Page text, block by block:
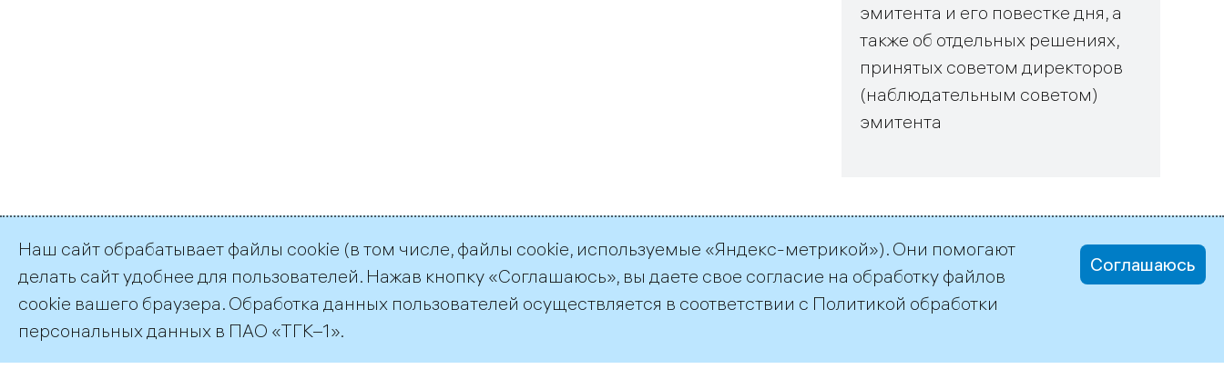
эмитента и его повестке дня, а
также об отдельных решениях,
принятых советом директоров
(наблюдательным советом)
эмитента
©2026 ПАО «ТГК–1»
Наш сайт обрабатывает файлы cookie (в том числе, файлы cookie, используемые «Яндекс-метрикой»). Они помогают
делать сайт удобнее для пользователей. Нажав кнопку «Соглашаюсь», вы даете свое согласие на обработку файлов
cookie вашего браузера. Обработка данных пользователей осуществляется в соответствии с Политикой обработки
персональных данных в ПАО «ТГК–1».
Соглашаюсь